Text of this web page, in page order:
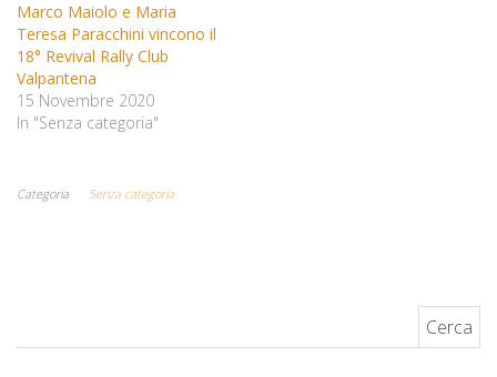
Marco Maiolo e Maria
Teresa Paracchini vincono il
18° Revival Rally Club
Valpantena
15 Novembre 2020
In "Senza categoria"
Categoria Senza categoria